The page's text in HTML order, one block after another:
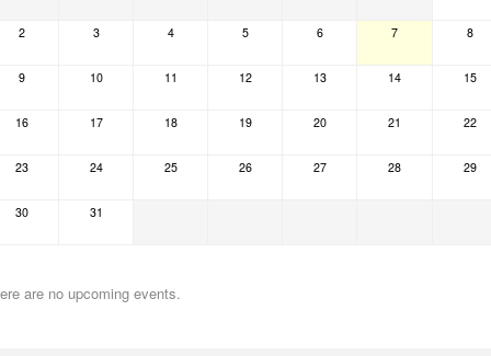
2 3 4 5 6 7 8
9 10 11 12 13 14 15
16 17 18 19 20 21 22
23 24 25 26 27 28 29
30 31
are no upcoming events.